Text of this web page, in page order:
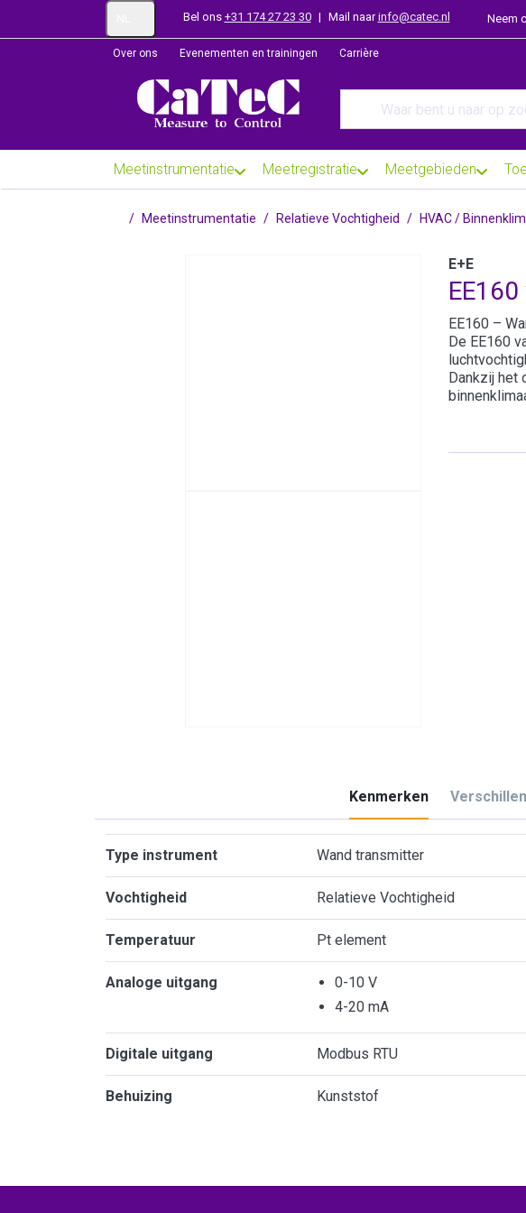
Bel ons +31 174 27 23 30 | Mail naarinfo@catec.nl Neem
Over ons Evenementen en trainingen Carrière
Meetinstrumentatie Meetregistratie Meetgebieden
Startpagina
Meetinstrumentatie Relatieve Vochtigheid HVAC /
E+E
EE160 –
De EE160
Dankzij het
Kenmerken
Type instrument Wand transmitter
Vochtigheid Relatieve Vochtigheid
Temperatuur Pt element
Analoge uitgang
0-10 V
4-20 mA
Digitale uitgang Modbus RTU
Behuizing Kunststof